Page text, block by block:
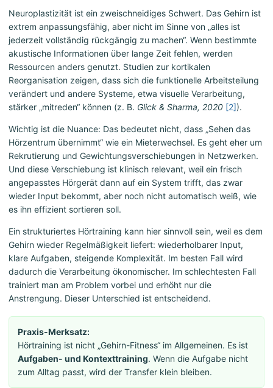
Neuroplastizität ist ein zweischneidiges Schwert. Das Gehirn ist
extrem anpassungsfähig, aber nicht im Sinne von „alles ist
jederzeit vollständig rückgängig zu machen“. Wenn bestimmte
akustische Informationen über lange Zeit fehlen, werden
Ressourcen anders genutzt. Studien zur kortikalen
Reorganisation zeigen, dass sich die funktionelle Arbeitsteilung
verändert und andere Systeme, etwa visuelle Verarbeitung,
stärker „mitreden“ können (z. B. Glick & Sharma, 2020 [2]).
Wichtig ist die Nuance: Das bedeutet nicht, dass „Sehen das
Hörzentrum übernimmt“ wie ein Mieterwechsel. Es geht eher um
Rekrutierung und Gewichtungsverschiebungen in Netzwerken.
Und diese Verschiebung ist klinisch relevant, weil ein frisch
angepasstes Hörgerät dann auf ein System trifft, das zwar
wieder Input bekommt, aber noch nicht automatisch weiß, wie
es ihn effizient sortieren soll.
Ein strukturiertes Hörtraining kann hier sinnvoll sein, weil es dem
Gehirn wieder Regelmäßigkeit liefert: wiederholbarer Input,
klare Aufgaben, steigende Komplexität. Im besten Fall wird
dadurch die Verarbeitung ökonomischer. Im schlechtesten Fall
trainiert man am Problem vorbei und erhöht nur die
Anstrengung. Dieser Unterschied ist entscheidend.
Praxis-Merksatz:
Hörtraining ist nicht „Gehirn-Fitness“ im Allgemeinen. Es ist
Aufgaben- und Kontexttraining. Wenn die Aufgabe nicht
zum Alltag passt, wird der Transfer klein bleiben.